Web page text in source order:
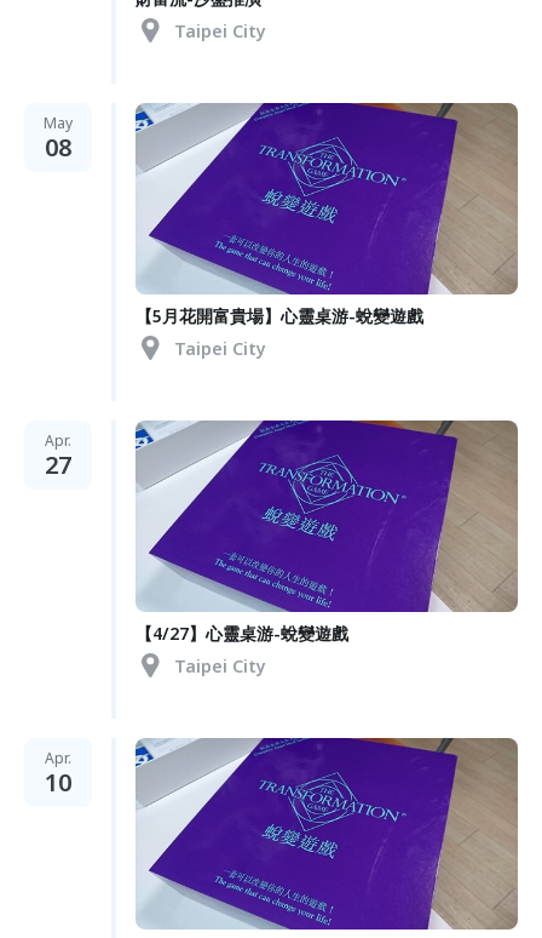
Taipei City
May
08
【5月花開富貴場】心靈桌游-蛻變遊戲
Taipei City
Apr.
27
【4/27】心靈桌游-蛻變遊戲
Taipei City
Apr.
10